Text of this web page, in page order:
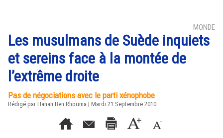
MONDE
Les musulmans de Suède inquiets
et sereins face à la montée de
l’extrême droite
Pas de négociations avec le parti xénophobe
Rédigé par Hanan Ben Rhouma | Mardi 21 Septembre 2010